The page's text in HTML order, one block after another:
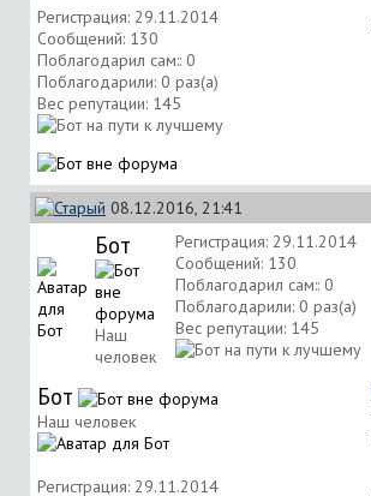
Регистрация: 29.11.2014
Сообщений: 130
Поблагодарил сам:: 0
Поблагодарили: 0 раз(а)
Вес репутации: 145
08.12.2016, 21:41
Бот
Наш
человек
Регистрация: 29.11.2014
Сообщений: 130
Поблагодарил сам:: 0
Поблагодарили: 0 раз(а)
Вес репутации: 145
Бот
Наш человек
Регистрация: 29.11.2014